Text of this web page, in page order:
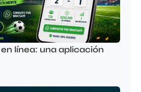
línea: una aplicación